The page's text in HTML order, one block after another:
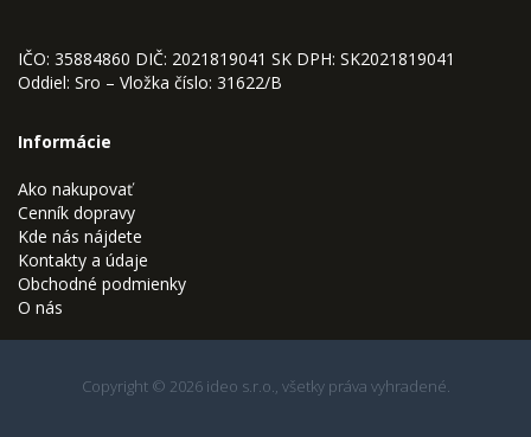
IČO: 35884860 DIČ: 2021819041 SK DPH: SK2021819041
Oddiel: Sro – Vložka číslo: 31622/B
Informácie
Ako nakupovať
Cenník dopravy
Kde nás nájdete
Kontakty a údaje
Obchodné podmienky
O nás
Copyright © 2026 ideo s.r.o., všetky práva vyhradené.